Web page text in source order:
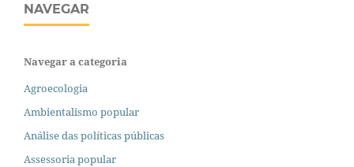
NAVEGAR
Navegar a categoria
Agroecologia
Ambientalismo popular
Análise das políticas públicas
Assessoria popular